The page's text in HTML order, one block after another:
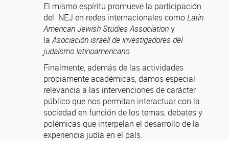
El mismo espíritu promueve la participación
del NEJ en redes internacionales comoLatin
American Jewish Studies Associationy
laAsociación israelí de investigadores del
judaísmo latinoamericano.
Finalmente, además de las actividades
propiamente académicas, damos especial
relevancia a las intervenciones de carácter
público que nos permitan interactuar con la
sociedad en función de los temas, debates y
polémicas que interpelan el desarrollo de la
experiencia judía en el país.